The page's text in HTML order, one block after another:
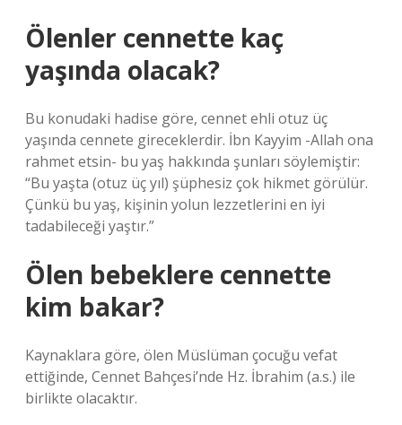
Ölenler cennette kaç
yaşında olacak?
Bu konudaki hadise göre, cennet ehli otuz üç
yaşında cennete gireceklerdir. İbn Kayyim -Allah ona
rahmet etsin- bu yaş hakkında şunları söylemiştir:
“Bu yaşta (otuz üç yıl) şüphesiz çok hikmet görülür.
Çünkü bu yaş, kişinin yolun lezzetlerini en iyi
tadabileceği yaştır.”
Ölen bebeklere cennette
kim bakar?
Kaynaklara göre, ölen Müslüman çocuğu vefat
ettiğinde, Cennet Bahçesi’nde Hz. İbrahim (a.s.) ile
birlikte olacaktır.